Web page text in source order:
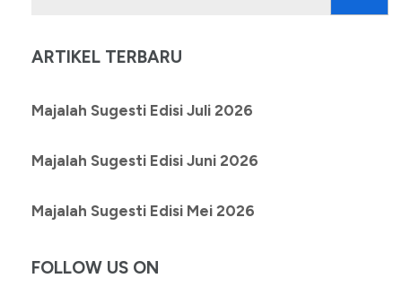
ARTIKEL TERBARU
Majalah Sugesti Edisi Juli 2026
Majalah Sugesti Edisi Juni 2026
Majalah Sugesti Edisi Mei 2026
FOLLOW US ON